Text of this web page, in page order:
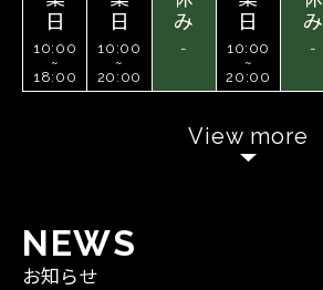
日
10:00
~
18:00
日
10:00
~
20:00
み
-
日
10:00
~
20:00
み
-
View more
NEWS
お知らせ